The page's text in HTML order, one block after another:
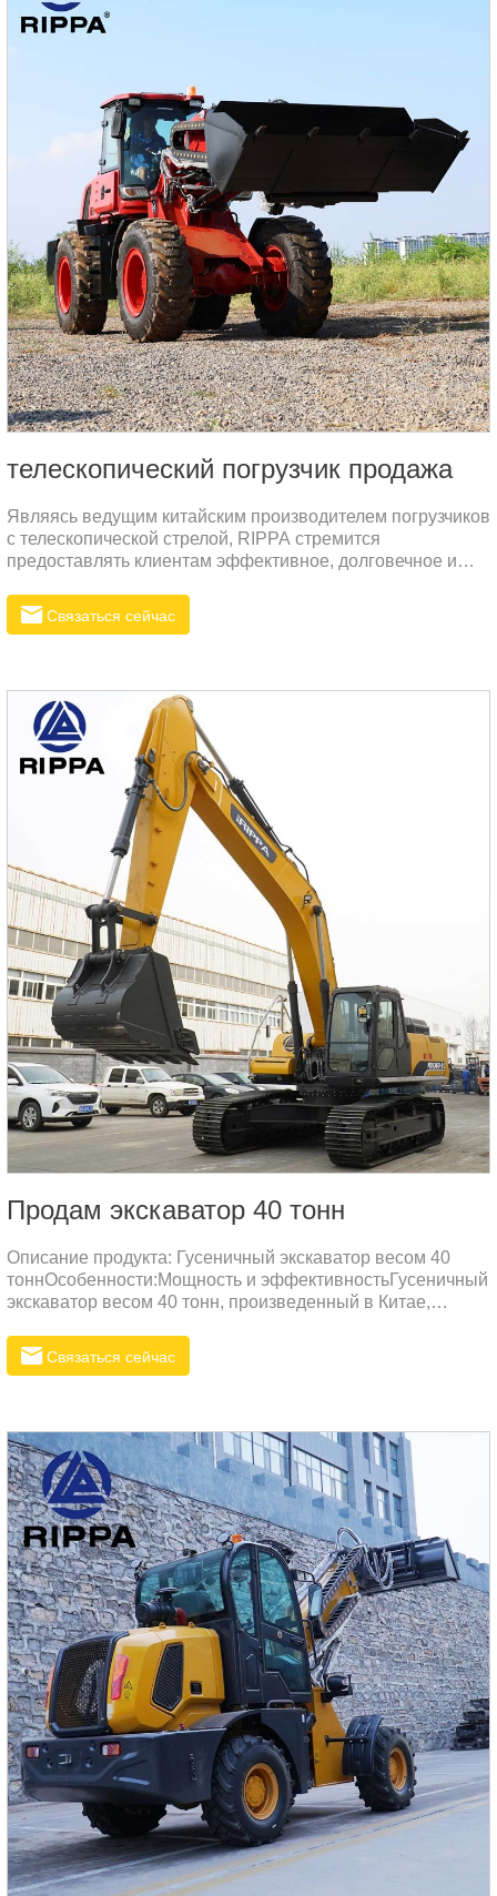
телескопический погрузчик продажа
Являясь ведущим китайским производителем погрузчиков
с телескопической стрелой, RIPPA стремится
предоставлять клиентам эффективное, долговечное и
Модель R930T специально разработана для тяжелых
условий эксплуатации и высокой эффективности и
строительных площадках, в портах, складах и т. д.
Связаться сейчас
Продам экскаватор 40 тонн
Описание продукта: Гусеничный экскаватор весом 40
тоннОсобенности:Мощность и эффективностьГусеничный
экскаватор весом 40 тонн, произведенный в Китае,
мощную экскавацию и высокую эффективность работы.
По сравнению с экскаваторами других брендов, это
повышая производительность.Высокая надежность и
низкая частота поломокИзготовлен из прочных
материалов и с оптимизированным дизайном, что
повышает его долговечность и стабильность.
Связаться сейчас